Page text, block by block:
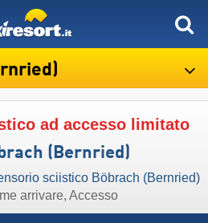
ad accesso limitato
(Bernried)
sciistico Böbrach (Bernried)
arrivare, Accesso